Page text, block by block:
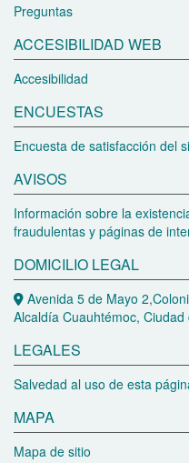
Preguntas
ACCESIBILIDAD WEB
Accesibilidad
ENCUESTAS
Encuesta de satisfacción del
AVISOS
Información sobre la
fraudulentas y páginas de
DOMICILIO LEGAL
Avenida 5 de Mayo
Alcaldía Cuauhtémoc,
LEGALES
Salvedad al uso de esta
MAPA
Mapa de sitio